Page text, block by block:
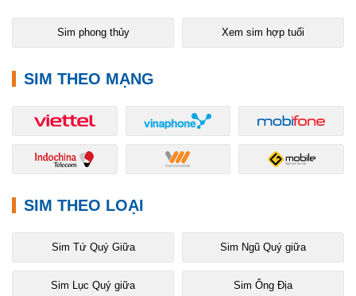
Sim phong thủy Xem sim hợp tuổi
SIM THEO MẠNG
SIM THEO LOẠI
Sim Tứ Quý Giữa Sim Ngũ Quý giữa
Sim Lục Quý giữa Sim Ông Địa